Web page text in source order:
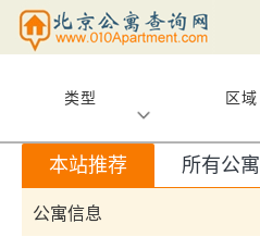
类型 区域
本站推荐 所有公寓
公寓信息